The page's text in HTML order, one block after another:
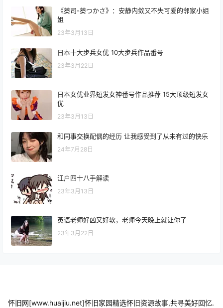
《葵司-葵つかさ》：安静内敛又不失可爱的邻家小姐
姐
23年3月13日
日本十大步兵女优 10大步兵作品番号
23年3月22日
日本女优业界短发女神番号作品推荐 15大顶级短发女
优
23年3月13日
和同事交换配偶的经历 让我感受到了从未有过的快乐
24年7月28日
江户四十八手解读
23年3月13日
英语老师好凶又好软，老师今天晚上就让你了
23年3月22日
怀旧网[www.huaijiu.net]怀旧家园精选怀旧资源故事,共寻美好回忆.